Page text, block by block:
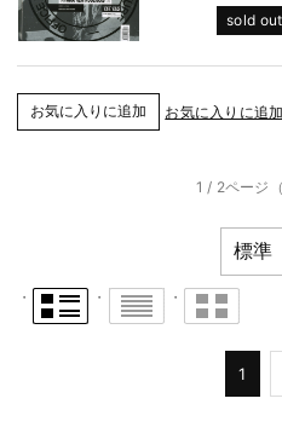
sold out
お気に入りに追
1 / 2ページ
1